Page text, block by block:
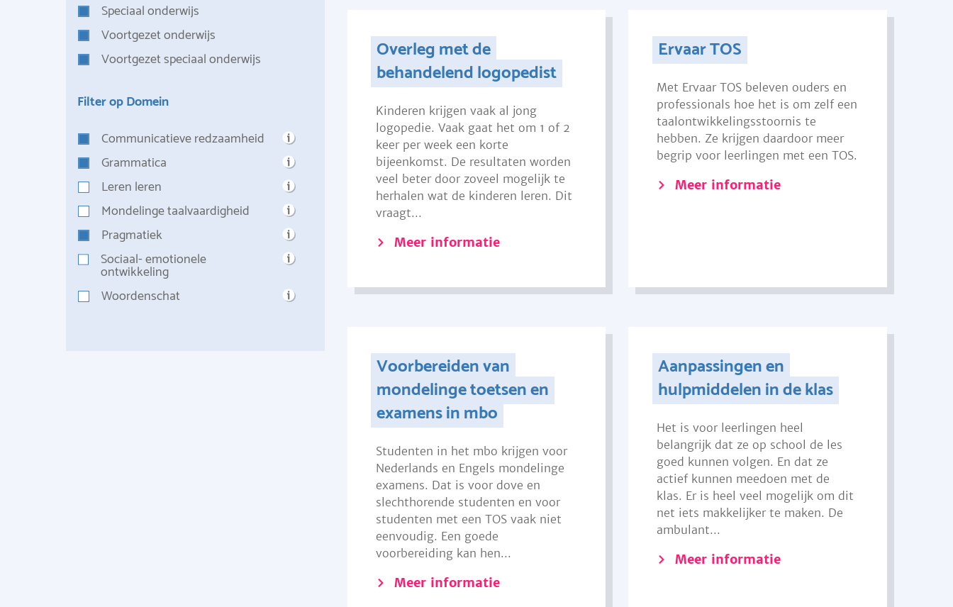
Speciaal onderwijs
Voortgezet onderwijs
Voortgezet speciaal onderwijs
Filter op Domein
Communicatieve redzaamheid
Grammatica
Leren leren
Mondelinge taalvaardigheid
Pragmatiek
Sociaal- emotionele
ontwikkeling
Woordenschat
Overleg met de
behandelend logopedist
Kinderen krijgen vaak al jong
logopedie. Vaak gaat het om 1 of 2
keer per week een korte
bijeenkomst. De resultaten worden
veel beter door zoveel mogelijk te
herhalen wat de kinderen leren. Dit
vraagt...
Meer informatie
Ervaar TOS
Met Ervaar TOS beleven ouders en
professionals hoe het is om zelf een
taalontwikkelingsstoornis te
hebben. Ze krijgen daardoor meer
begrip voor leerlingen met een TOS.
Meer informatie
Voorbereiden van
mondelinge toetsen en
examens in mbo
Studenten in het mbo krijgen voor
Nederlands en Engels mondelinge
examens. Dat is voor dove en
slechthorende studenten en voor
studenten met een TOS vaak niet
eenvoudig. Een goede
voorbereiding kan hen...
Meer informatie
Aanpassingen en
hulpmiddelen in de klas
Het is voor leerlingen heel
belangrijk dat ze op school de les
goed kunnen volgen. En dat ze
actief kunnen meedoen met de
klas. Er is heel veel mogelijk om dit
net iets makkelijker te maken. De
ambulant...
Meer informatie